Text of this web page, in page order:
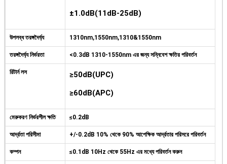
±1.0dB(11dB-25dB)
উপলব্ধ তরঙ্গদৈর্ঘ্য 1310nm,1550nm,1310&1550nm
তরঙ্গদৈর্ঘ্য নির্ভরতা <0.3dB 1310-1550nm এর জন্য সন্নিবেশ ক্ষতির পরিবর্তন
রিটার্ন লস
≥50dB(UPC)
≥60dB(APC)
মেরুকরণ নির্ভরশীল ক্ষতি ≤0.2dB
আর্দ্রতা পরিসীমা +/-0.2dB 10% থেকে 90% আপেক্ষিক আর্দ্রতার পরিসরে পরিবর্তন
কম্পন ≤0.1dB 10Hz থেকে 55Hz এর মধ্যে পরিবর্তন করুন